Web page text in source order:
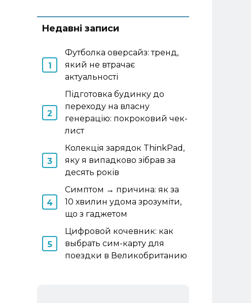
Недавні записи
Футболка оверсайз: тренд,
який не втрачає
актуальності
Підготовка будинку до
переходу на власну
генерацію: покроковий чек-
лист
Колекція зарядок ThinkPad,
яку я випадково зібрав за
десять років
Симптом → причина: як за
10 хвилин удома зрозуміти,
що з гаджетом
Цифровой кочевник: как
выбрать сим-карту для
поездки в Великобританию